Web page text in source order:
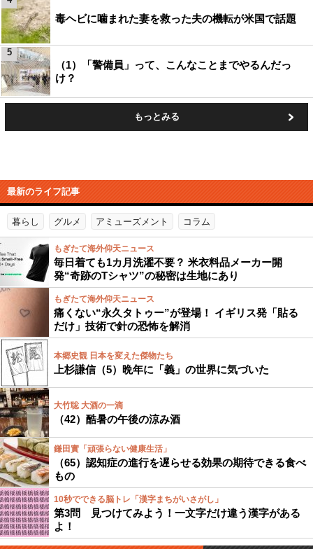
毒ヘビに噛まれた妻を救った夫の機転が米国で話題
（1）「警備員」って、こんなことまでやるんだっ
け？
5
もっとみる
最新のライフ記事
暮らし グルメ アミューズメント コラム
もぎたて海外仰天ニュース
毎日着ても1カ月洗濯不要？ 米衣料品メーカー開
発“奇跡のTシャツ”の秘密は生地にあり
もぎたて海外仰天ニュース
痛くない“永久タトゥー”が登場！ イギリス発「貼る
だけ」技術で針の恐怖を解消
本郷史観 日本を変えた傑物たち
上杉謙信（5）晩年に「義」の世界に気づいた
大竹聡 大酒の一滴
（42）酷暑の午後の涼み酒
鎌田實「頑張らない健康生活」
（65）認知症の進行を遅らせる効果の期待できる食べ
もの
10秒でできる脳トレ「漢字まちがいさがし」
第3問 見つけてみよう！一文字だけ違う漢字がある
よ！